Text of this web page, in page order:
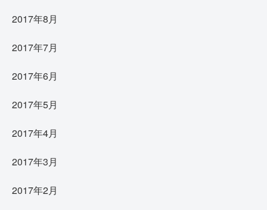
2017年8月
2017年7月
2017年6月
2017年5月
2017年4月
2017年3月
2017年2月